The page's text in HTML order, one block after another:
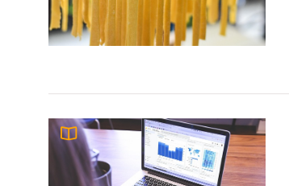
Markus Noel
Markus Noel
9
Karriertervezés Szegeden:
5 lépés a tudatos
munkahelyváltáshoz
Markus Noel